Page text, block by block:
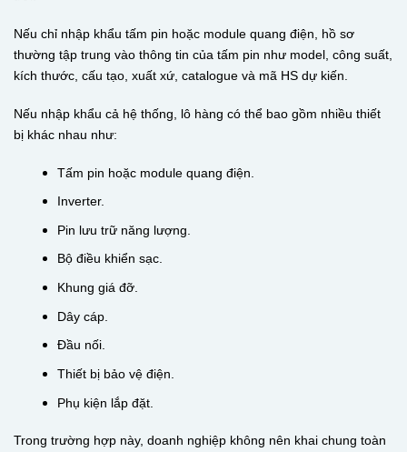
Nếu chỉ nhập khẩu tấm pin hoặc module quang điện, hồ sơ
thường tập trung vào thông tin của tấm pin như model, công suất,
kích thước, cấu tạo, xuất xứ, catalogue và mã HS dự kiến.
Nếu nhập khẩu cả hệ thống, lô hàng có thể bao gồm nhiều thiết
bị khác nhau như:
Tấm pin hoặc module quang điện.
Inverter.
Pin lưu trữ năng lượng.
Bộ điều khiển sạc.
Khung giá đỡ.
Dây cáp.
Đầu nối.
Thiết bị bảo vệ điện.
Phụ kiện lắp đặt.
Trong trường hợp này, doanh nghiệp không nên khai chung toàn